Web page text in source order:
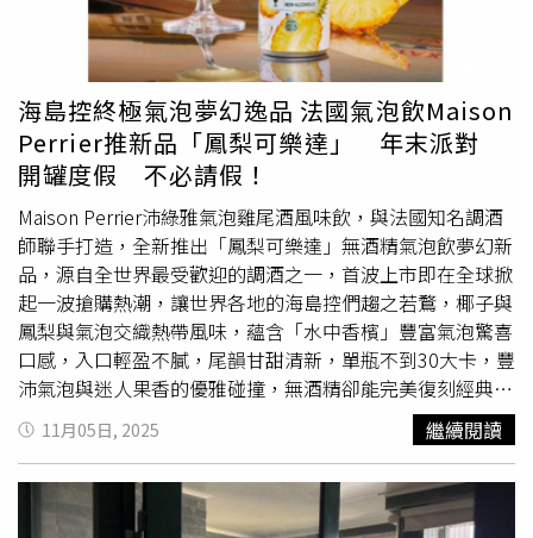
要交棒，就是要透過黨內初選，任何人登記都樂觀，良性競
爭下還是強調八個第一、造就唯一。當媒體提問，未來是否
會打出「票投王育敏就是支持鄭麗文」的選戰口號？蔡易餘
表示，王育敏也是嘉義鄉親，未來她代表國民黨參選，一樣
是良性競爭，整個嘉義團結一致、造就嘉義最好，自己不會
朝這個方向打選戰。
海島控終極氣泡夢幻逸品 法國氣泡飲Maison
Perrier推新品「鳳梨可樂達」 年末派對
開罐度假 不必請假！
Maison Perrier沛綠雅氣泡雞尾酒風味飲，與法國知名調酒
師聯手打造，全新推出「鳳梨可樂達」無酒精氣泡飲夢幻新
品，源自全世界最受歡迎的調酒之一，首波上市即在全球掀
起一波搶購熱潮，讓世界各地的海島控們趨之若鶩，椰子與
鳳梨與氣泡交織熱帶風味，蘊含「水中香檳」豐富氣泡驚喜
口感，入口輕盈不膩，尾韻甘甜清新，單瓶不到30大卡，豐
沛氣泡與迷人果香的優雅碰撞，無酒精卻能完美復刻經典調
酒的迷人層次，盡享優雅鬆弛感，舉杯展現個人品味，享樂
暢飲不設限，瓶身揉和時尚藝術設計巧思，透出明亮熱情、
繽紛討喜的金屬色澤，享受法式時尚的品飲體驗。 法國
Maison Perrier Chic沛綠雅氣泡雞尾酒風味飲 鳳梨可樂達，
建議售價NT$69元。（圖片提供／Maison Perrier沛綠雅）
11月05日, 2025 繼續閱讀